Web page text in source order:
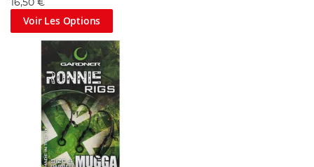
16,50 €
Voir Les Options